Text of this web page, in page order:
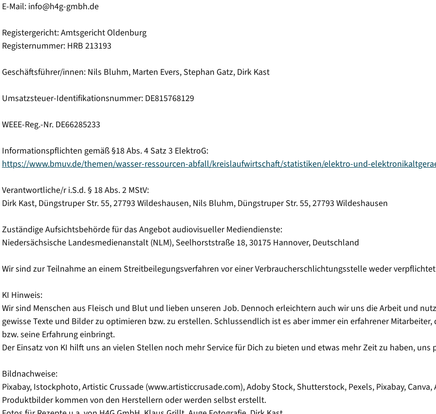
E-Mail: info@h4g-gmbh.de
Registergericht: Amtsgericht Oldenburg
Registernummer: HRB 213193
Geschäftsführer/innen: Nils Bluhm, Marten Evers, Stephan Gatz, Dirk Kast
Umsatzsteuer-Identifikationsnummer: DE815768129
WEEE-Reg.-Nr. DE66285233
Informationspflichten gemäß §18 Abs. 4 Satz 3 ElektroG:
https://www.bmuv.de/themen/wasser-ressourcen-abfall/kreislaufwirtschaft/statistiken/elektro-und-
Verantwortliche/r i.S.d. § 18 Abs. 2 MStV:
Dirk Kast, Düngstruper Str. 55, 27793 Wildeshausen, Nils Bluhm, Düngstruper Str. 55, 27793 Wildeshausen
Zuständige Aufsichtsbehörde für das Angebot audiovisueller Mediendienste:
Niedersächsische Landesmedienanstalt (NLM), Seelhorststraße 18, 30175 Hannover, Deutschland
Wir sind zur Teilnahme an einem Streitbeilegungsverfahren vor einer Verbraucherschlichtungsstelle weder
KI Hinweis:
Wir sind Menschen aus Fleisch und Blut und lieben unseren Job. Dennoch erleichtern auch wir uns die Arbeit und
gewisse Texte und Bilder zu optimieren bzw. zu erstellen. Schlussendlich ist es aber immer ein erfahrener
bzw. seine Erfahrung einbringt.
Der Einsatz von KI hilft uns an vielen Stellen noch mehr Service für Dich zu bieten und etwas mehr Zeit zu haben,
Bildnachweise:
Pixabay, Istockphoto, Artistic Crussade (www.artisticcrusade.com), Adoby Stock, Shutterstock, Pexels, Pixabay, Canva,
Produktbilder kommen von den Herstellern oder werden selbst erstellt.